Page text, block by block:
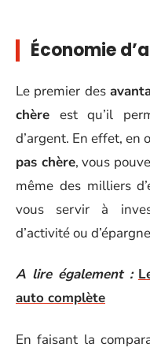
Économie
Le premier des
chère est qu’il
d’argent. En effet, en
pas chère, vous
même des milliers
vous servir à
d’activité ou
A lire également :
auto complète
En faisant la